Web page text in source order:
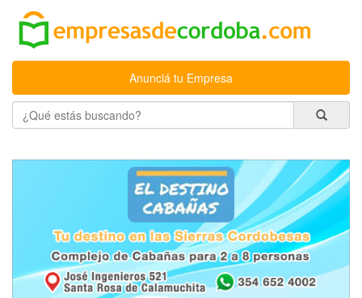
Anunciá tu Empresa